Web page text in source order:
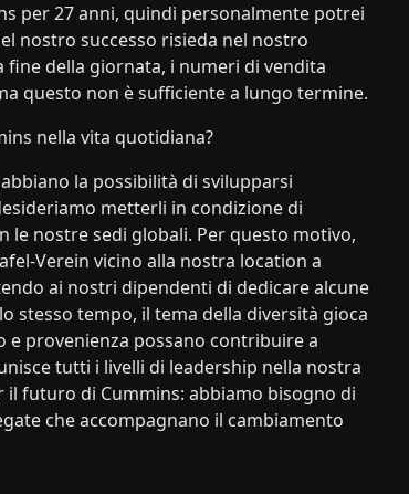
per 27 anni, quindi personalmente potrei
nostro successo risieda nel nostro
fine della giornata, i numeri di vendita
questo non è sufficiente a lungo termine.
nella vita quotidiana?
la possibilità di svilupparsi
metterli in condizione di
le nostre sedi globali. Per questo motivo,
Verein vicino alla nostra location a
ai nostri dipendenti di dedicare alcune
stesso tempo, il tema della diversità gioca
provenienza possano contribuire a
tutti i livelli di leadership nella nostra
il futuro di Cummins: abbiamo bisogno di
che accompagnano il cambiamento